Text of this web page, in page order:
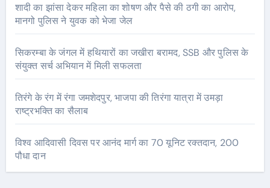
शादी का झांसा देकर महिला का शोषण और पैसे की ठगी का आरोप,
मानगो पुलिस ने युवक को भेजा जेल
सिकरम्बा के जंगल में हथियारों का जखीरा बरामद, SSB और पुलिस के
संयुक्त सर्च अभियान में मिली सफलता
तिरंगे के रंग में रंगा जमशेदपुर, भाजपा की तिरंगा यात्रा में उमड़ा
राष्ट्रभक्ति का सैलाब
विश्व आदिवासी दिवस पर आनंद मार्ग का 70 यूनिट रक्तदान, 200
पौधा दान